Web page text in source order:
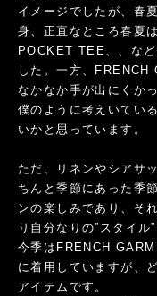
イメージでしたが、春
身、正直なところ春夏
POCKET TEE、、な
した。一方、FRENCH
なかなか手が出にくか
僕のように考えいてい
いかと思っています。
ただ、リネンやシアサ
ちんと季節にあった季
ンの楽しみであり、そ
り自分なりの”スタイル
今季はFRENCH
に着用していますが、
アイテムです。